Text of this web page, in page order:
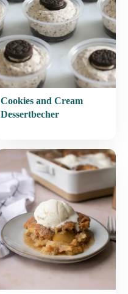
Cookies and Cream
Dessertbecher